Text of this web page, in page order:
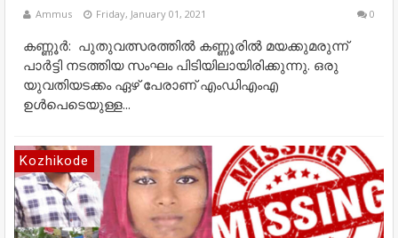
Ammus Friday, January 01, 2021 0
കണ്ണൂർ: പുതുവത്സരത്തിൽ കണ്ണൂരിൽ മയക്കുമരുന്ന്
പാർട്ടി നടത്തിയ സംഘം പിടിയിലായിരിക്കുന്നു. ഒരു
യുവതിയടക്കം ഏഴ് പേരാണ് എംഡിഎംഎ
ഉൾപെടെയുള്ള...
Kozhikode